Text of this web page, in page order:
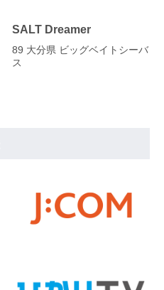
SALT Dreamer
89 大分県 ビッグベイトシーバ
ス